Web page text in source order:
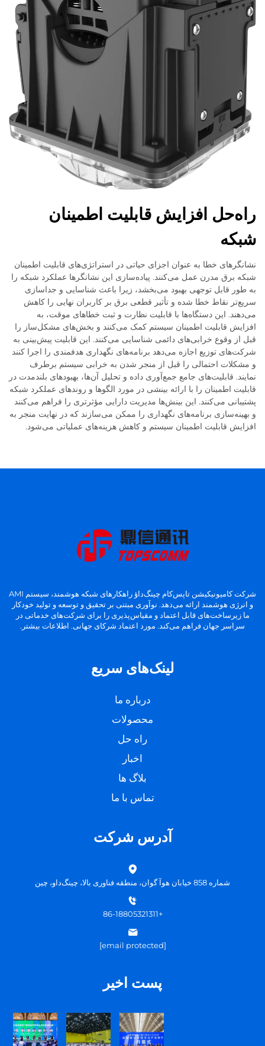
راه‌حل افزایش قابلیت اطمینان
شبکه
نشانگرهای خطا به عنوان اجزای حیاتی در استراتژی‌های قابلیت اطمینان
شبکه برق مدرن عمل می‌کنند. پیاده‌سازی این نشانگرها عملکرد شبکه را
به طور قابل توجهی بهبود می‌بخشد، زیرا باعث شناسایی و جداسازی
سریع‌تر نقاط خطا شده و تأثیر قطعی برق بر کاربران نهایی را کاهش
می‌دهند. این دستگاه‌ها با قابلیت نظارت و ثبت خطاهای موقت، به
افزایش قابلیت اطمینان سیستم کمک می‌کنند و بخش‌های مشکل‌ساز را
قبل از وقوع خرابی‌های دائمی شناسایی می‌کنند. این قابلیت پیش‌بینی به
شرکت‌های توزیع اجازه می‌دهد برنامه‌های نگهداری هدفمندی را اجرا کنند
و مشکلات احتمالی را قبل از منجر شدن به خرابی سیستم برطرف
نمایند. قابلیت‌های جامع جمع‌آوری داده و تحلیل آن‌ها، بهبودهای بلندمدت در
قابلیت اطمینان را با ارائه بینشی در مورد الگوها و روندهای عملکرد شبکه
پشتیبانی می‌کنند. این بینش‌ها مدیریت دارایی مؤثرتری را فراهم می‌کنند
و بهینه‌سازی برنامه‌های نگهداری را ممکن می‌سازند که در نهایت منجر به
افزایش قابلیت اطمینان سیستم و کاهش هزینه‌های عملیاتی می‌شود.
شرکت کامیونیکیشن تاپس‌کام چینگ‌داؤ راهکارهای شبکه هوشمند، سیستم AMI
و انرژی هوشمند ارائه می‌دهد. نوآوری مبتنی بر تحقیق و توسعه و تولید خودکار
ما زیرساخت‌های قابل اعتماد و مقیاس‌پذیری را برای شرکت‌های خدماتی در
سراسر جهان فراهم می‌کند. مورد اعتماد شرکای جهانی. اطلاعات بیشتر.
لینک‌های سریع
درباره ما
محصولات
راه حل
اخبار
بلاگ ها
تماس با ما
آدرس شرکت
شماره 858 خیابان هوآ گوان، منطقه فناوری بالا، چینگ‌داو، چین
+86-18805321311
[email protected]
پست اخیر